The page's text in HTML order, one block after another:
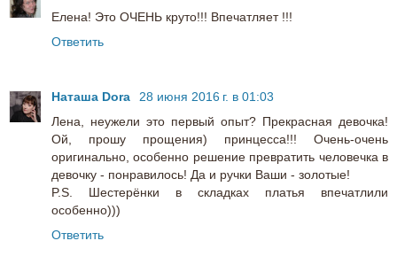
Елена! Это ОЧЕНЬ круто!!! Впечатляет !!!
Ответить
Наташа Dora
28 июня 2016 г. в 01:03
Лена, неужели это первый опыт? Прекрасная девочка!
Ой, прошу прощения) принцесса!!! Очень-очень
оригинально, особенно решение превратить человечка в
девочку - понравилось! Да и ручки Ваши - золотые!
P.S. Шестерёнки в складках платья впечатлили
особенно)))
Ответить